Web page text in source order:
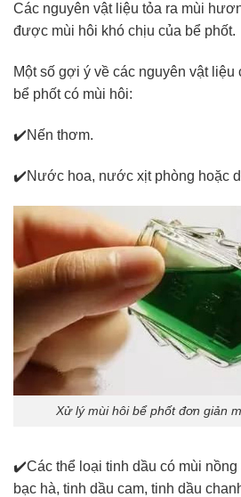
Các nguyên vật liệu tỏa ra mùi
được mùi hôi khó chịu của bể phốt.
Một số gợi ý về các nguyên vật
bể phốt có mùi hôi:
✔️Nến thơm.
✔️Nước hoa, nước xịt phòng hoặc
Xử lý mùi hôi bể phốt đơn giản
✔️Các thể loại tinh dầu có mùi
bạc hà, tinh dầu cam, tinh dầu